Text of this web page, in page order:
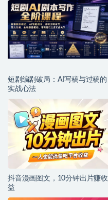
短剧编剧破局：AI写稿与过稿的
实战心法
抖音漫画图文，10分钟出片赚收
益